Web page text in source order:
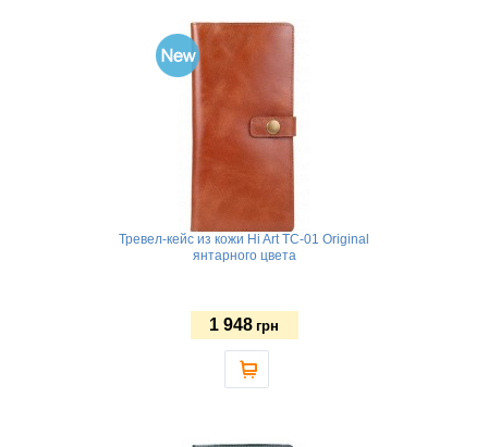
Тревел-кейс из кожи Hi Art TC-01 Original
янтарного цвета
1 948 грн